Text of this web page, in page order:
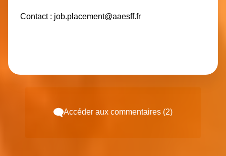
Contact : job.placement@aaesff.fr
Accéder aux commentaires (2)